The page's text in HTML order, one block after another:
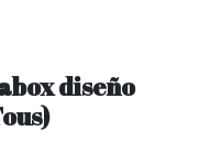
diseño